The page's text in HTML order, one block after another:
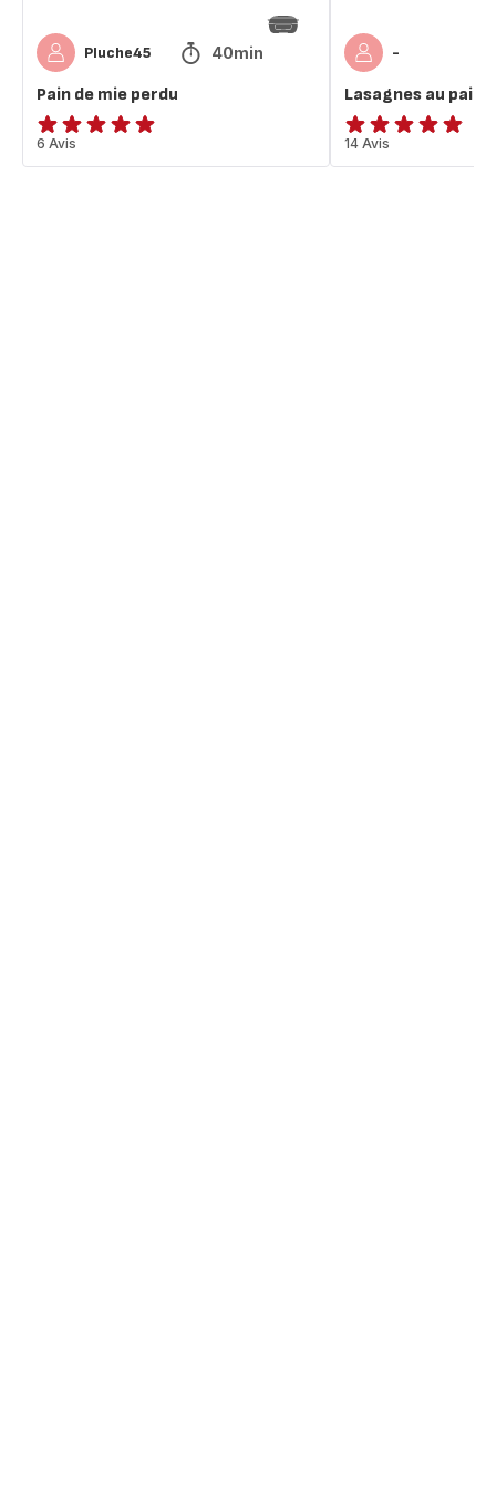
Pluche45 40min
Pain de mie perdu
Avis
5
6 Avis
-
Lasagnes au pain
ratings.4.8
14 Avis